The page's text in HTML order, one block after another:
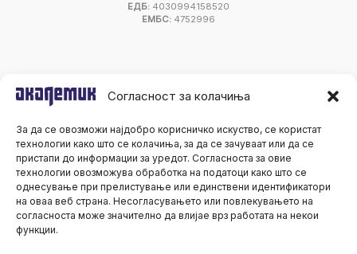
Согласност за колачиња
За да се овозможи најдобро корисничко искуство, се користат
технологии како што се колачиња, за да се зачуваат или да се
пристапи до информации за уредот. Согласноста за овие
технологии овозможува обработка на податоци како што се
однесување при прелистување или единствени идентификатори
на оваа веб страна. Несогласувањето или повлекувањето на
согласноста може значително да влијае врз работата на некои
функции.
ЕДБ: 4030994158520
ЕМБС: 4752996